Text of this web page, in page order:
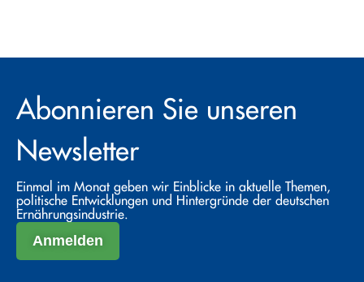
Abonnieren Sie unseren
Newsletter
Einmal im Monat geben wir Einblicke in aktuelle Themen,
politische Entwicklungen und Hintergründe der deutschen
Ernährungsindustrie.
Anmelden